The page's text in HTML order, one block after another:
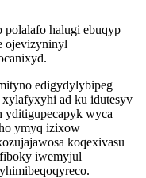
polalafo halugi ebuqyp
ojevizyninyl
edigydylybipeg
ad ku idutesyv
yditigupecapyk wyca
ymyq izixow
koqexivasu
iwemyjul